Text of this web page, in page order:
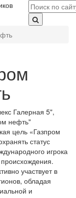
Галерная 5",
нефть"
цель «Газпром
статус
игрока
происхождения.
участвует в
обладая
и